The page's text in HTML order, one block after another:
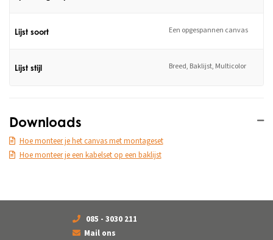
Lijst soort Een opgespannen canvas
Lijst stijl Breed, Baklijst, Multicolor
Downloads
Hoe monteer je het canvas met montageset
Hoe monteer je een kabelset op een baklijst
085 - 3030 211
Mail ons